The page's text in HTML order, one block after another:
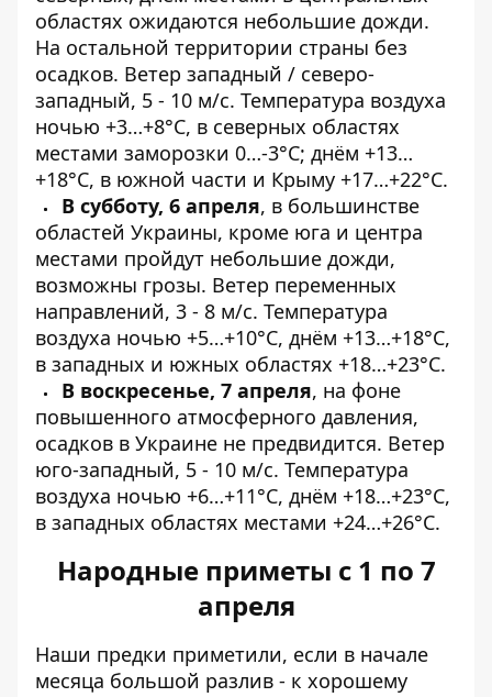
областях ожидаются небольшие дожди.
На остальной территории страны без
осадков. Ветер западный / северо-
западный, 5 - 10 м/с. Температура воздуха
ночью +3…+8°С, в северных областях
местами заморозки 0…-3°С; днём +13…
+18°С, в южной части и Крыму +17…+22°С.
В субботу, 6 апреля, в большинстве
областей Украины, кроме юга и центра
местами пройдут небольшие дожди,
возможны грозы. Ветер переменных
направлений, 3 - 8 м/с. Температура
воздуха ночью +5…+10°С, днём +13…+18°С,
в западных и южных областях +18…+23°С.
В воскресенье, 7 апреля, на фоне
повышенного атмосферного давления,
осадков в Украине не предвидится. Ветер
юго-западный, 5 - 10 м/с. Температура
воздуха ночью +6…+11°С, днём +18…+23°С,
в западных областях местами +24…+26°С.
Народные приметы с 1 по 7
апреля
Наши предки приметили, если в начале
месяца большой разлив - к хорошему